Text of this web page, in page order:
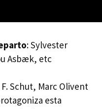
: Sylvester
Asbæk, etc
Schut, Marc Olivent
esta